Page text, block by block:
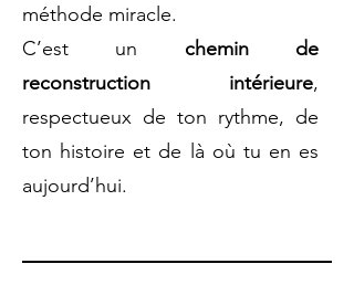
méthode miracle.
C’est un chemin de
reconstruction intérieure,
respectueux de ton rythme, de
ton histoire et de là où tu en es
aujourd’hui.